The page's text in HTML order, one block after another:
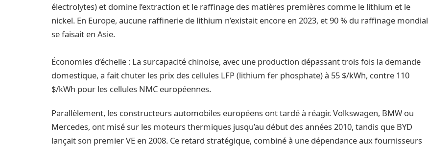
électrolytes) et domine l’extraction et le raffinage des matières premières comme le lithium et le
nickel. En Europe, aucune raffinerie de lithium n’existait encore en 2023, et 90 % du raffinage mondial
se faisait en Asie.
Économies d’échelle : La surcapacité chinoise, avec une production dépassant trois fois la demande
domestique, a fait chuter les prix des cellules LFP (lithium fer phosphate) à 55 $/kWh, contre 110
$/kWh pour les cellules NMC européennes.
Parallèlement, les constructeurs automobiles européens ont tardé à réagir. Volkswagen, BMW ou
Mercedes, ont misé sur les moteurs thermiques jusqu’au début des années 2010, tandis que BYD
lançait son premier VE en 2008. Ce retard stratégique, combiné à une dépendance aux fournisseurs